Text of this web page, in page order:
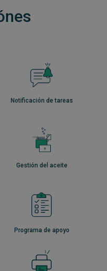
Notificación de tareas
Gestión del aceite
Programa de apoyo